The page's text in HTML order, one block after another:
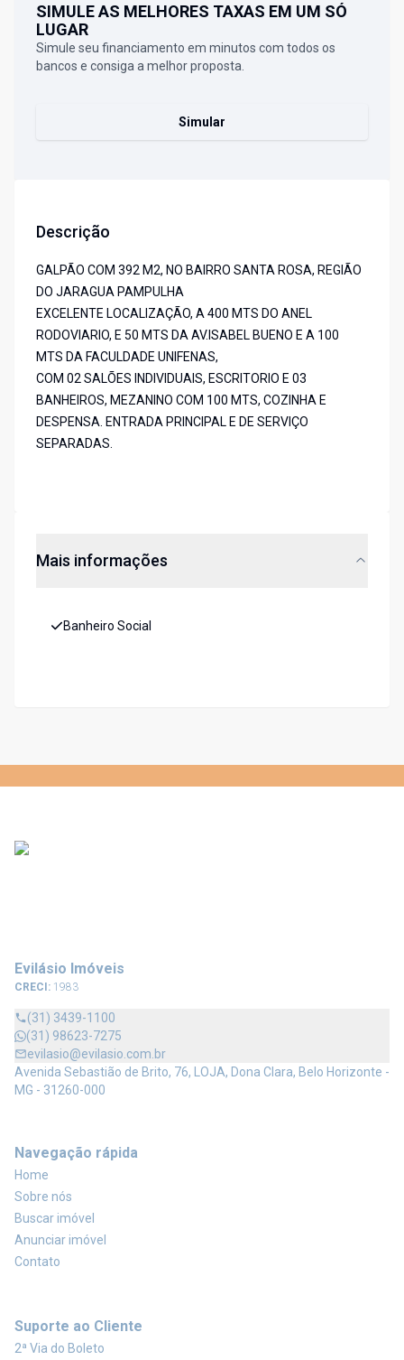
SIMULE AS MELHORES TAXAS EM UM SÓ
LUGAR
Simule seu financiamento em minutos com todos os
bancos e consiga a melhor proposta.
Simular
Descrição
GALPÃO COM 392 M2, NO BAIRRO SANTA ROSA, REGIÃO
DO JARAGUA PAMPULHA
EXCELENTE LOCALIZAÇÃO, A 400 MTS DO ANEL
RODOVIARIO, E 50 MTS DA AV.ISABEL BUENO E A 100
MTS DA FACULDADE UNIFENAS,
COM 02 SALÕES INDIVIDUAIS, ESCRITORIO E 03
BANHEIROS, MEZANINO COM 100 MTS, COZINHA E
DESPENSA. ENTRADA PRINCIPAL E DE SERVIÇO
SEPARADAS.
Mais informações
Banheiro Social
Evilásio Imóveis
CRECI: 1983
(31) 3439-1100
(31) 98623-7275
evilasio@evilasio.com.br
Avenida Sebastião de Brito, 76, LOJA, Dona Clara, Belo Horizonte -
MG - 31260-000
Navegação rápida
Home
Sobre nós
Buscar imóvel
Anunciar imóvel
Contato
Suporte ao Cliente
2ª Via do Boleto